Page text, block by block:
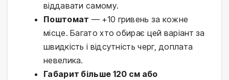
віддавати самому.
Поштомат — +10 гривень за кожне
місце. Багато хто обирає цей варіант за
швидкість і відсутність черг, доплата
невелика.
Габарит більше 120 см або